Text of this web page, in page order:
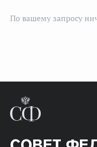
По вашему запросу